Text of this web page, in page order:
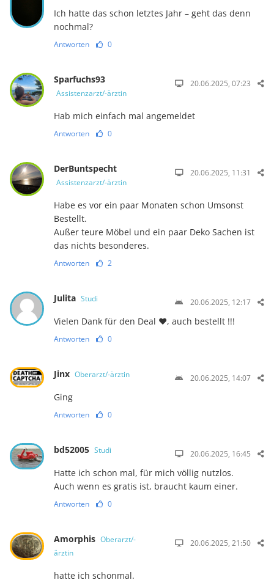
Ich hatte das schon letztes Jahr – geht das denn
nochmal?
Antworten 0
Sparfuchs93
Assistenzarzt/-ärztin
20.06.2025, 07:23
Hab mich einfach mal angemeldet
Antworten 0
DerBuntspecht
Assistenzarzt/-ärztin
20.06.2025, 11:31
Habe es vor ein paar Monaten schon Umsonst
Bestellt.
Außer teure Möbel und ein paar Deko Sachen ist
das nichts besonderes.
Antworten 2
Julita Studi 20.06.2025, 12:17
Vielen Dank für den Deal ❤️, auch bestellt !!!
Antworten 0
Jinx Oberarzt/-ärztin 20.06.2025, 14:07
Ging
Antworten 0
bd52005 Studi 20.06.2025, 16:45
Hatte ich schon mal, für mich völlig nutzlos.
Auch wenn es gratis ist, braucht kaum einer.
Antworten 0
Amorphis Oberarzt/-
ärztin
20.06.2025, 21:50
hatte ich schonmal.